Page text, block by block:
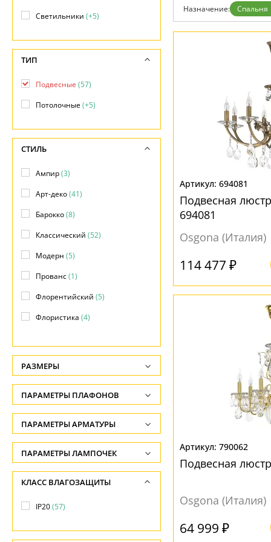
Назначение: Спальня
694081
Подвесная
694081
Osgona (Италия)
114 477 ₽
790062
Подвесная
Osgona (Италия)
64 999 ₽
Светильники (+5)
ТИП
Подвесные (57)
Потолочные(+5)
СТИЛЬ
Ампир(3)
Арт-деко(41)
Барокко(8)
Классический (52)
Модерн (5)
Прованс(1)
Флорентийский (5)
Флористика (4)
РАЗМЕРЫ
Высота, см
-
Ширина, см
-
Диаметр, см
-
Длина, см
ПАРАМЕТРЫ ПЛАФОНОВ
ФОРМА ПЛАФОНА
Абажур(6)
Без плафона(20)
Декоративный(7)
Конус(11)
ПАРАМЕТРЫ АРМАТУРЫ
ЦВЕТ АРМАТУРЫ
Бежевый(2)
ПАРАМЕТРЫ ЛАМПОЧЕК
Количество ламп
-
Общая мощность ламп
-
КЛАСС ВЛАГОЗАЩИТЫ
IP20(57)